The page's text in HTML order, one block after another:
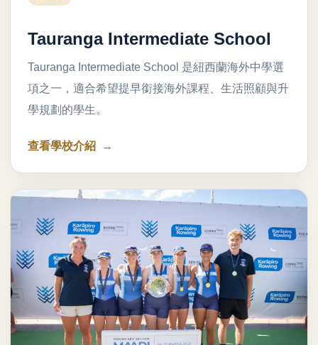
Tauranga Intermediate School
Tauranga Intermediate School 是紐西蘭海外中學選
項之一，適合希望提早銜接海外課程、生活照顧與升
學規劃的學生。
查看學校介紹